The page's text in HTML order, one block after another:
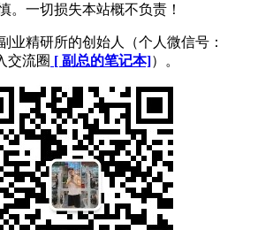
。一切损失本站概不负责！
业精研所的创始人（个人微信号：
交流圈 [ 副总的笔记本]）。